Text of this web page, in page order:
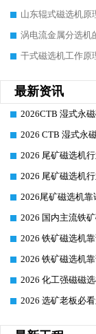
山东辊式磁选机原
涡电流金属分选机
干式磁选机工作原
最新资讯
2026CTB 湿式永
2026 CTB 湿式永
2026 尾矿磁选机
2026 尾矿磁选机
2026尾矿磁选机
2026 国内主流铁
2026 铁矿磁选机
2026 铁矿磁选机
2026 化工强磁磁
2026 选矿老板必